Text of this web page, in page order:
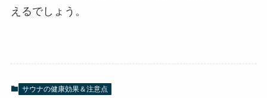
えるでしょう。
サウナの健康効果＆注意点